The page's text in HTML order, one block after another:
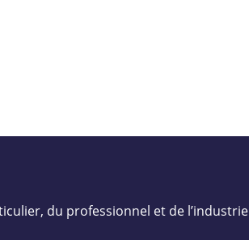
du professionnel et de l’industrie